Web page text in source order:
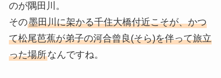
のが隅田川。
その墨田川に架かる千住大橋付近こそが、かつ
て松尾芭蕉が弟子の河合曾良(そら)を伴って旅立
った場所なんですね。